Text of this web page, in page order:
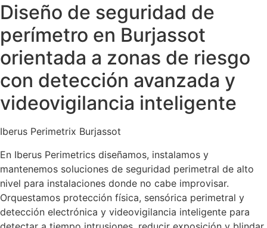
Diseño de seguridad de
perímetro en Burjassot
orientada a zonas de riesgo
con detección avanzada y
videovigilancia inteligente
Iberus Perimetrix Burjassot
En Iberus Perimetrics diseñamos, instalamos y
mantenemos soluciones de seguridad perimetral de alto
nivel para instalaciones donde no cabe improvisar.
Orquestamos protección física, sensórica perimetral y
detección electrónica y videovigilancia inteligente para